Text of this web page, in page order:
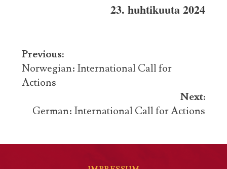
23. huhtikuuta2024
Post
navigation
Previous:
Norwegian: International Call for
Actions
Next:
German: International Call for Actions